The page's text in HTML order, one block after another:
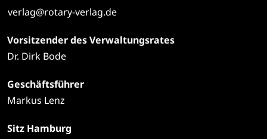
verlag@rotary-verlag.de
Vorsitzender des Verwaltungsrates
Dr. Dirk Bode
Geschäftsführer
Markus Lenz
Sitz Hamburg